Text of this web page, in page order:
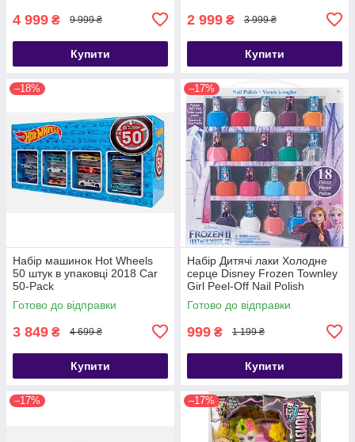
4 999 ₴ 9 999 ₴
Купити
2 999 ₴ 3 999 ₴
Купити
–18%
Набір машинок Hot Wheels
50 штук в упаковці 2018 Car
50-Pack
Готово до відправки
3 849 ₴ 4 699 ₴
Купити
–17%
Набір Дитячі лаки Холодне
серце Disney Frozen Townley
Girl Peel-Off Nail Polish
Готово до відправки
999 ₴ 1 199 ₴
Купити
–17% –17%